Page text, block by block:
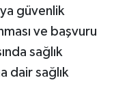
güvenlik
ve başvuru
sağlık
dair sağlık